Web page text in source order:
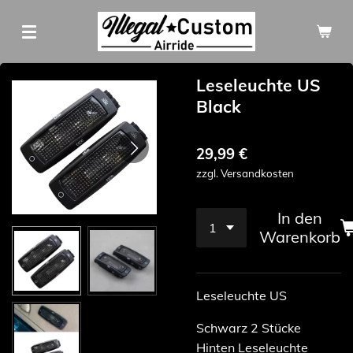
Hauptinhalt
Leseleuchte US
Black
29,99 €
zzgl. Versandkosten
In den
Warenkorb
Leseleuchte US
Schwarz 2 Stücke
Hinten Leseleuchte